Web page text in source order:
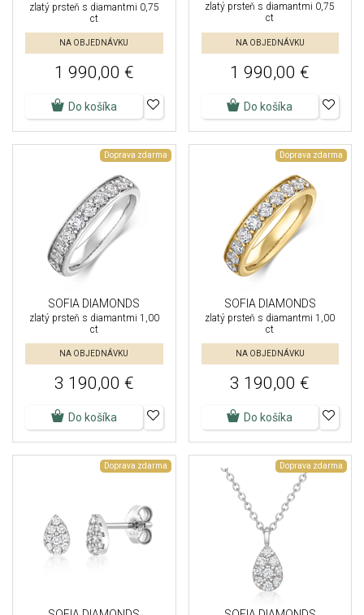
zlatý prsteň s diamantmi 0,75
ct
NA OBJEDNÁVKU
1 990,00 €
Do košíka
zlatý prsteň s diamantmi 0,75
ct
NA OBJEDNÁVKU
1 990,00 €
Do košíka
Doprava zdarma
SOFIA DIAMONDS
zlatý prsteň s diamantmi 1,00
ct
NA OBJEDNÁVKU
3 190,00 €
Do košíka
Doprava zdarma
SOFIA DIAMONDS
zlatý prsteň s diamantmi 1,00
ct
NA OBJEDNÁVKU
3 190,00 €
Do košíka
Doprava zdarma Doprava zdarma